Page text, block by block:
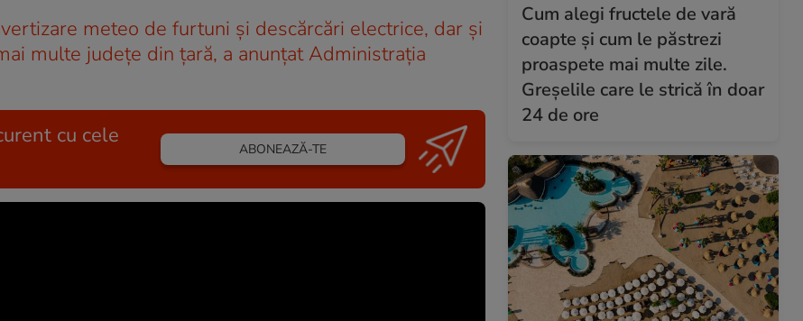
meteo de furtuni și descărcări electrice, dar și
multe județe din țară, a anunțat Administrația
cu cele
ABONEAZĂ-TE
Cum alegi fructele de vară
coapte și cum le păstrezi
proaspete mai multe zile.
Greșelile care le strică în doar
24 de ore